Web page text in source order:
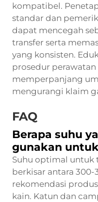
kompatibel.
standar dan
dapat mencegah
transfer serta
yang konsisten.
prosedur
memperpanjang
mengurangi klaim
FAQ
Berapa suhu
gunakan
Suhu optimal untuk
berkisar antara
rekomendasi
kain. Katun dan